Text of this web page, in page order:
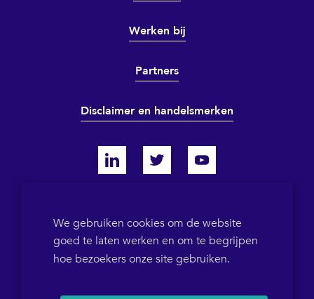
Werken bij
Partners
Disclaimer en handelsmerken
BTW-ID NL855786358B01
POB 1546
+31(0)36 5367573
We gebruiken cookies om de website
goed te laten werken en om te begrijpen
hoe bezoekers onze site gebruiken.